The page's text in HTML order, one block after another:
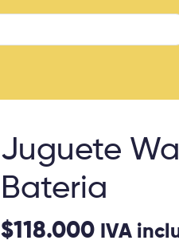
Juguete
Bateria
$118.000 IVA